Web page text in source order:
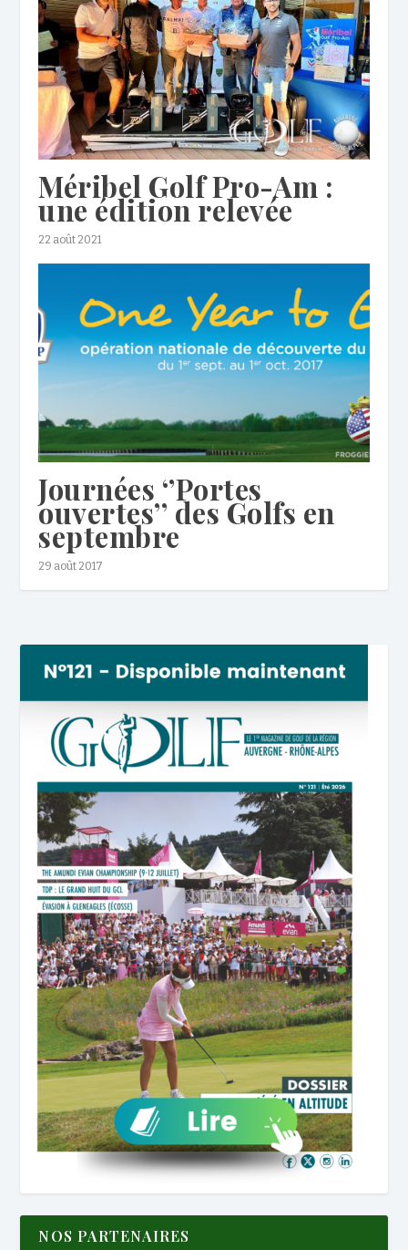
Méribel Golf Pro-Am :
une édition relevée
22 août 2021
Journées ‘’Portes
ouvertes’’ des Golfs en
septembre
29 août 2017
NOS PARTENAIRES